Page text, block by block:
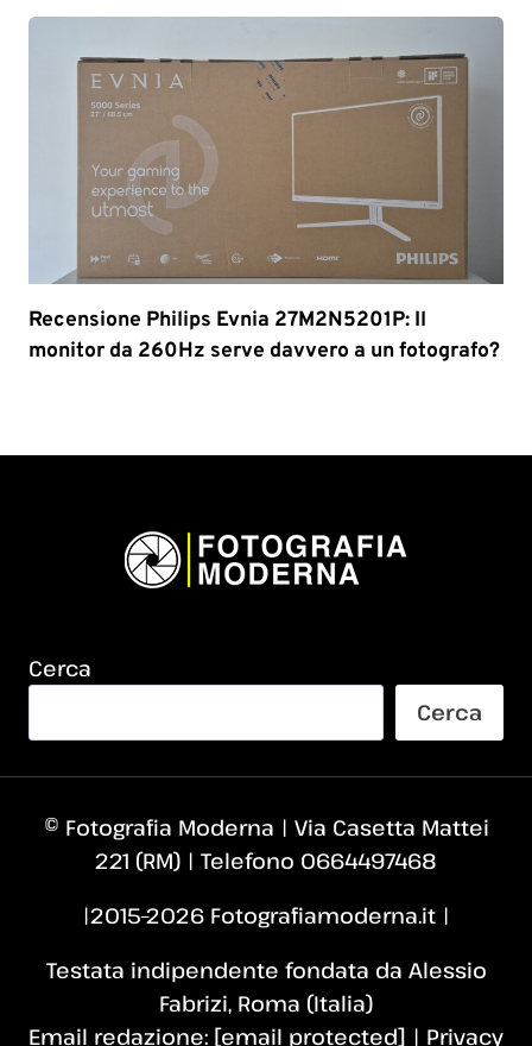
Recensione Philips Evnia 27M2N5201P: Il
monitor da 260Hz serve davvero a un fotografo?
Cerca
Cerca
© Fotografia Moderna | Via Casetta Mattei
221 (RM) | Telefono 0664497468
|2015–2026 Fotografiamoderna.it |
Testata indipendente fondata da Alessio
Fabrizi, Roma (Italia)
Email redazione: [email protected] | Privacy